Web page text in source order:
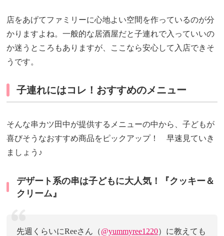
店をあげてファミリーに心地よい空間を作っているのが分
かりますよね。一般的な居酒屋だと子連れで入っていいの
か迷うところもありますが、ここなら安心して入店できそ
うです。
子連れにはコレ！おすすめのメニュー
そんな串カツ田中が提供するメニューの中から、子どもが
喜びそうなおすすめ商品をピックアップ！ 早速見ていき
ましょう♪
デザート系の串は子どもに大人気！『クッキー＆
クリーム』
先週くらいにReeさん（@yummyree1220）に教えても